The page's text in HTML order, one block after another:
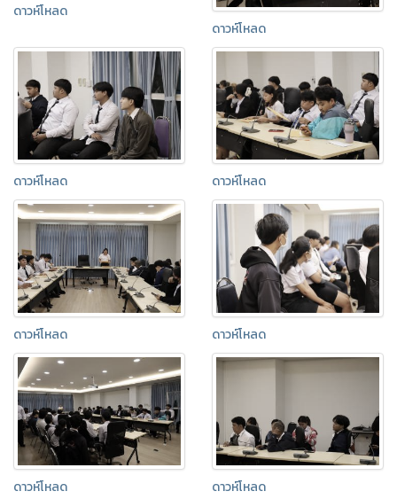
ดาวห์โหลด
ดาวห์โหลด
ดาวห์โหลด ดาวห์โหลด
ดาวห์โหลด ดาวห์โหลด
ดาวห์โหลด ดาวห์โหลด